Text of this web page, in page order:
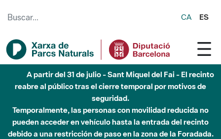
CA ES
A partir del 31 de julio - Sant Miquel del Fai - El recinto
reabre al público tras el cierre temporal por motivos de
seguridad.
Temporalmente, las personas con movilidad reducida no
pueden acceder en vehículo hasta la entrada del recinto
debido a una restricción de paso en la zona de la Foradada.